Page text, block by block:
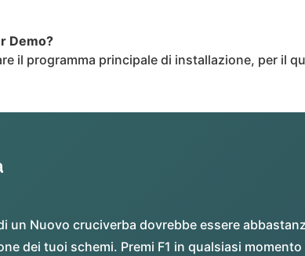
Demo?
il programma principale di installazione, per il
un Nuovo cruciverba dovrebbe essere
dei tuoi schemi. Premi F1 in qualsiasi